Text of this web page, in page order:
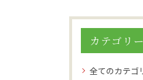
カテゴリー
全てのカテゴ